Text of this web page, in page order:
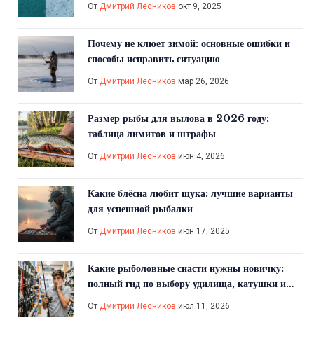
От Дмитрий Лесников окт 9, 2025
Почему не клюет зимой: основные ошибки и
способы исправить ситуацию
От Дмитрий Лесников мар 26, 2026
Размер рыбы для вылова в 2026 году:
таблица лимитов и штрафы
От Дмитрий Лесников июн 4, 2026
Какие блёсна любит щука: лучшие варианты
для успешной рыбалки
От Дмитрий Лесников июн 17, 2025
Какие рыболовные снасти нужны новичку:
полный гид по выбору удилища, катушки и
От Дмитрий Лесников июл 11, 2026